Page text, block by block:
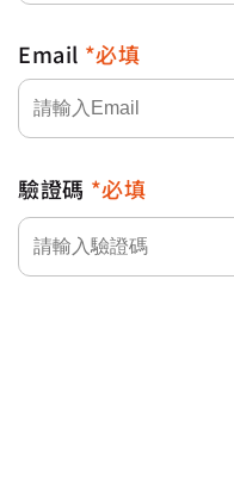
Email 必填
驗證碼 必填